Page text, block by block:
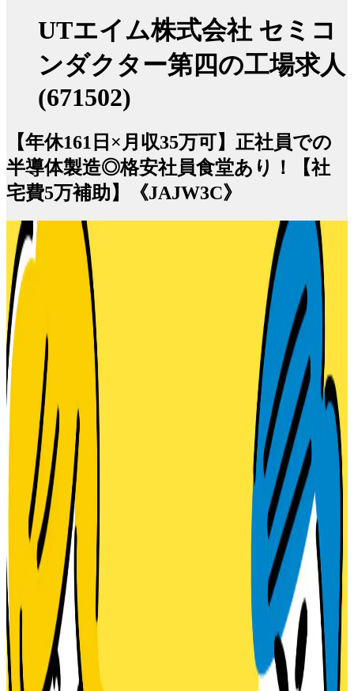
UTエイム株式会社 セミコ
ンダクター第四の工場求人
(671502)
【年休161日×月収35万可】正社員での
半導体製造◎格安社員食堂あり！【社
宅費5万補助】《JAJW3C》